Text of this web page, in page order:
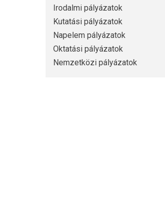
Irodalmi pályázatok
Kutatási pályázatok
Napelem pályázatok
Oktatási pályázatok
Nemzetközi pályázatok